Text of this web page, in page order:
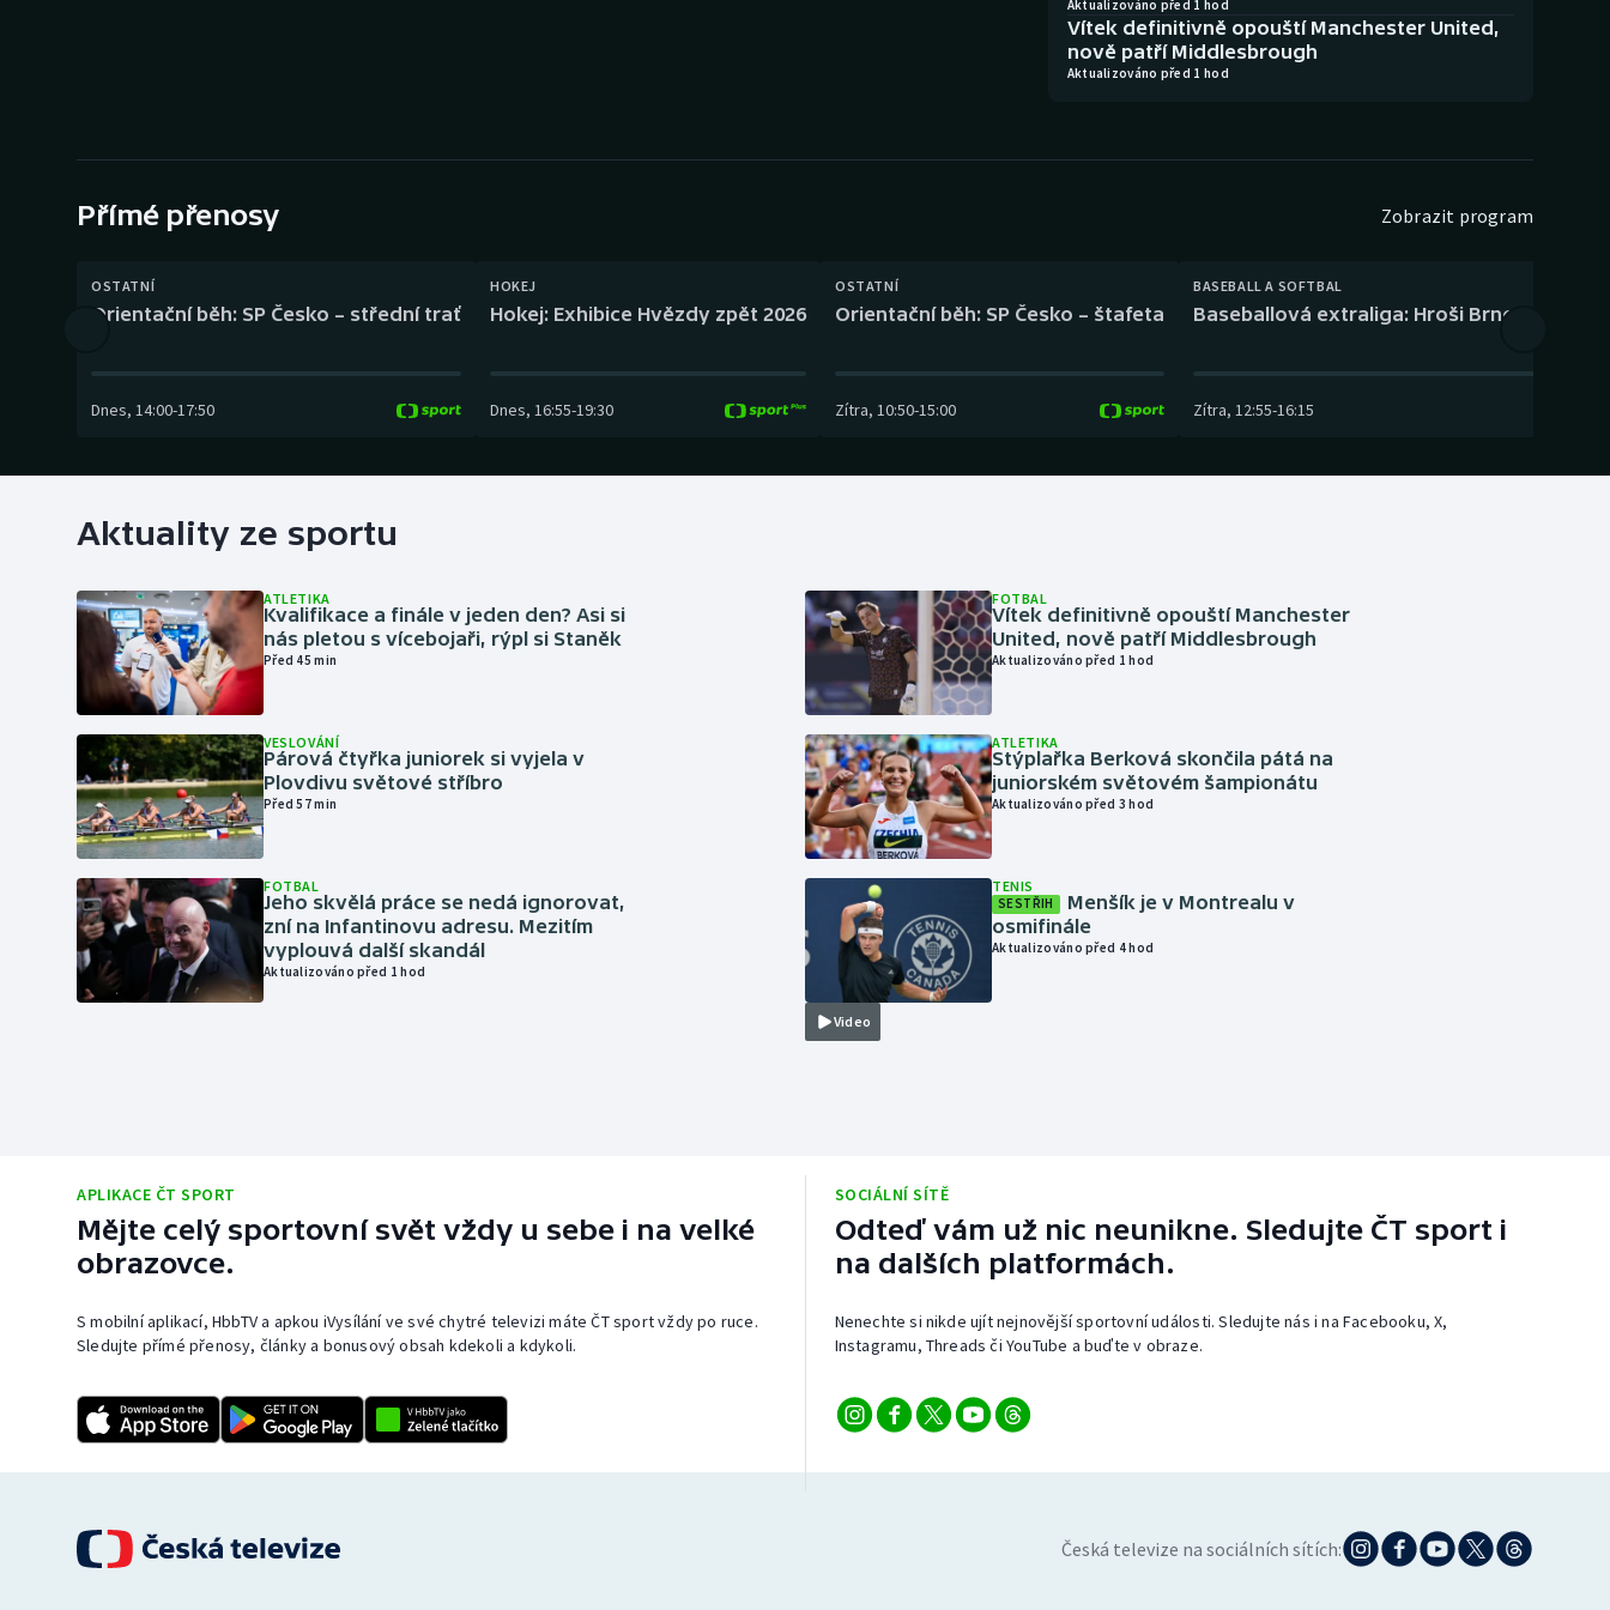
Aktualizováno před 1 hod
Vítek definitivně opouští Manchester United,
nově patří Middlesbrough
Aktualizováno před 1 hod
Přímé přenosy Zobrazit program
OSTATNÍ
Orientační běh: SP Česko – střední trať
Dnes, 14:00-17:50
HOKEJ
Hokej: Exhibice Hvězdy zpět 2026
Dnes, 16:55-19:30
OSTATNÍ
Orientační běh: SP Česko – štafeta
Zítra, 10:50-15:00
BASEBALL A SOFTBAL
Baseballová extraliga: Hroši Brno – Eagles
Zítra, 12:55-16:15
Aktuality ze sportu
ATLETIKA
Kvalifikace a finále v jeden den? Asi si
nás pletou s vícebojaři, rýpl si Staněk
Před 45 min
VESLOVÁNÍ
Párová čtyřka juniorek si vyjela v
Plovdivu světové stříbro
Před 57 min
FOTBAL
Jeho skvělá práce se nedá ignorovat,
zní na Infantinovu adresu. Mezitím
vyplouvá další skandál
Aktualizováno před 1 hod
FOTBAL
Vítek definitivně opouští Manchester
United, nově patří Middlesbrough
Aktualizováno před 1 hod
ATLETIKA
Stýplařka Berková skončila pátá na
juniorském světovém šampionátu
Aktualizováno před 3 hod
Video
TENIS
SESTŘIH
Menšík je v Montrealu v
osmifinále
Aktualizováno před 4 hod
APLIKACE ČT SPORT
Mějte celý sportovní svět vždy u sebe i na velké
obrazovce.
S mobilní aplikací, HbbTV a apkou iVysílání ve své chytré televizi máte ČT sport vždy po ruce.
Sledujte přímé přenosy, články a bonusový obsah kdekoli a kdykoli.
SOCIÁLNÍ SÍTĚ
Odteď vám už nic neunikne. Sledujte ČT sport i
na dalších platformách.
Nenechte si nikde ujít nejnovější sportovní události. Sledujte nás i na Facebooku, X,
Instagramu, Threads či YouTube a buďte v obraze.
Česká televize na sociálních sítích: